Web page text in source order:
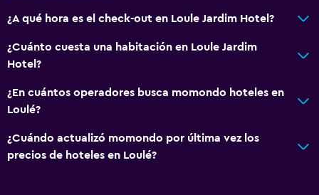
¿A qué hora es el check-out en Loule Jardim Hotel?
¿Cuánto cuesta una habitación en Loule Jardim
Hotel?
¿En cuántos operadores busca momondo hoteles en
Loulé?
¿Cuándo actualizó momondo por última vez los
precios de hoteles en Loulé?